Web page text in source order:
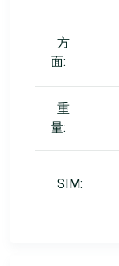
方
面:
重
量:
SIM: